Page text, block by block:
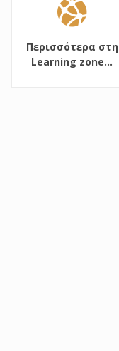
Περισσότερα στη
Learning zone...